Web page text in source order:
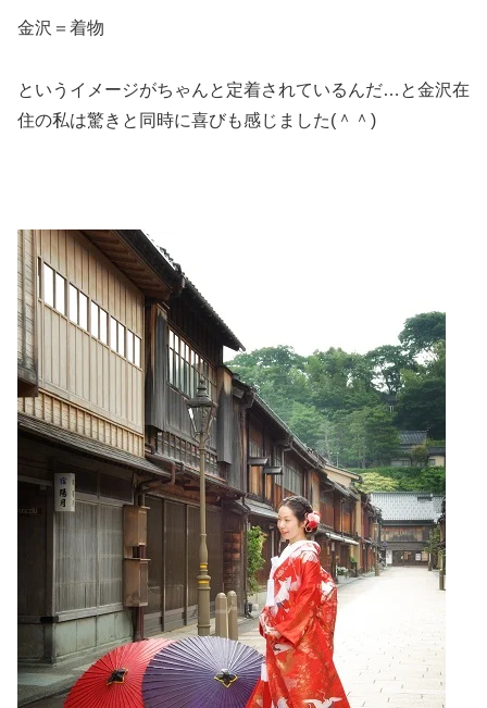
金沢＝着物
というイメージがちゃんと定着されているんだ…と金沢在
住の私は驚きと同時に喜びも感じました(＾＾)